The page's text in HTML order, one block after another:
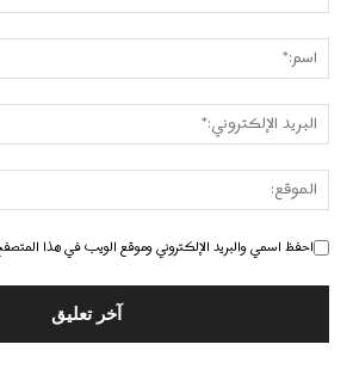
احفظ اسمي والبريد الإلكتروني وموقع الويب في هذا